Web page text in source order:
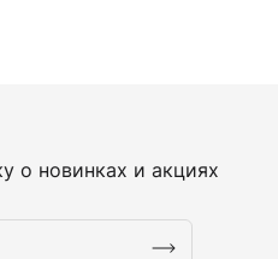
о новинках и акциях